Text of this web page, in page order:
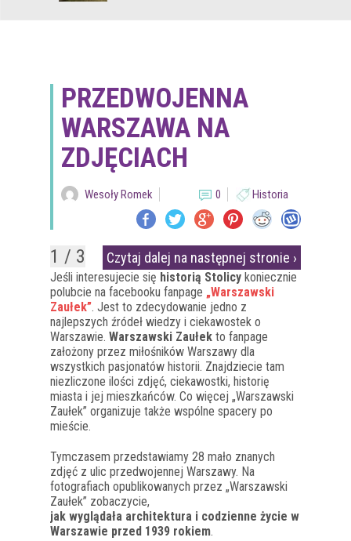
PRZEDWOJENNA
WARSZAWA NA
ZDJĘCIACH
Wesoły Romek 0 Historia
1 / 3 Czytaj dalej na następnej stronie ›
Jeśli interesujecie się historią Stolicy koniecznie
polubcie na facebooku fanpage „Warszawski
Zaułek”. Jest to zdecydowanie jedno z
najlepszych źródeł wiedzy i ciekawostek o
Warszawie. Warszawski Zaułek to fanpage
założony przez miłośników Warszawy dla
wszystkich pasjonatów historii. Znajdziecie tam
niezliczone ilości zdjęć, ciekawostki, historię
miasta i jej mieszkańców. Co więcej „Warszawski
Zaułek” organizuje także wspólne spacery po
mieście.
Tymczasem przedstawiamy 28 mało znanych
zdjęć z ulic przedwojennej Warszawy. Na
fotografiach opublikowanych przez „Warszawski
Zaułek” zobaczycie,
jak wyglądała architektura i codzienne życie w
Warszawie przed 1939 rokiem.